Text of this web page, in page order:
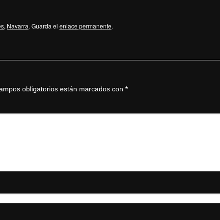
, Navarra. Guarda el enlace permanente.
obligatorios están marcados con *